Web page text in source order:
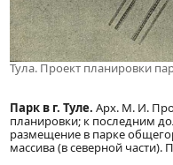
Тула. Проект планировки
Парк в г. Туле. Арх. М. И.
планировки; к последним
размещение в парке
массива (в северной части).